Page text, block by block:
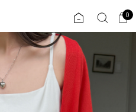
0
ENG
TW
JP
회원혜택
0